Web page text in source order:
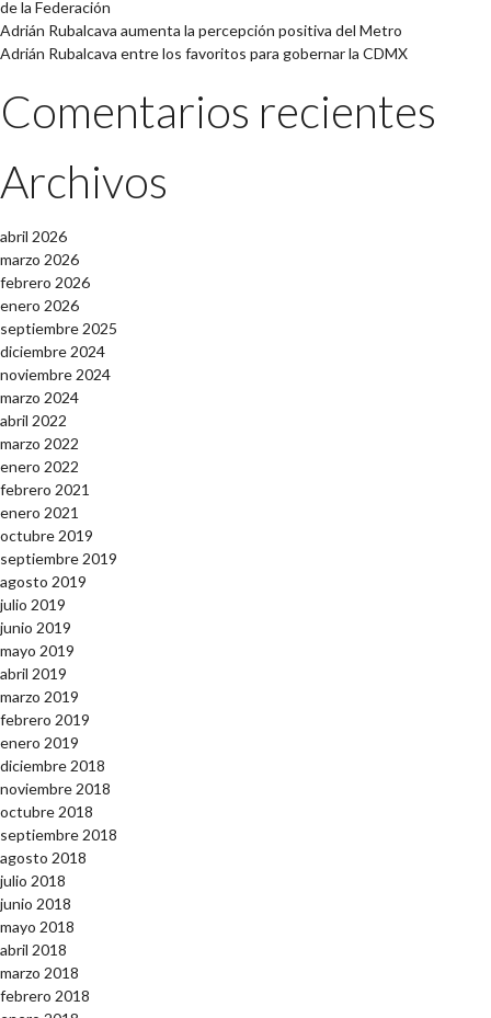
de la Federación
Adrián Rubalcava aumenta la percepción positiva del Metro
Adrián Rubalcava entre los favoritos para gobernar la CDMX
Comentarios recientes
Archivos
abril 2026
marzo 2026
febrero 2026
enero 2026
septiembre 2025
diciembre 2024
noviembre 2024
marzo 2024
abril 2022
marzo 2022
enero 2022
febrero 2021
enero 2021
octubre 2019
septiembre 2019
agosto 2019
julio 2019
junio 2019
mayo 2019
abril 2019
marzo 2019
febrero 2019
enero 2019
diciembre 2018
noviembre 2018
octubre 2018
septiembre 2018
agosto 2018
julio 2018
junio 2018
mayo 2018
abril 2018
marzo 2018
febrero 2018